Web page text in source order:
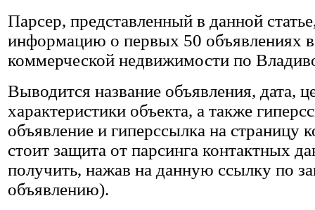
Парсер, представленный в данной
информацию о первых 50 объявлениях в
коммерческой недвижимости по
Выводится название объявления, дата,
характеристики объекта, а также
объявление и гиперссылка на страницу
стоит защита от парсинга контактных
получить, нажав на данную ссылку по
объявлению).